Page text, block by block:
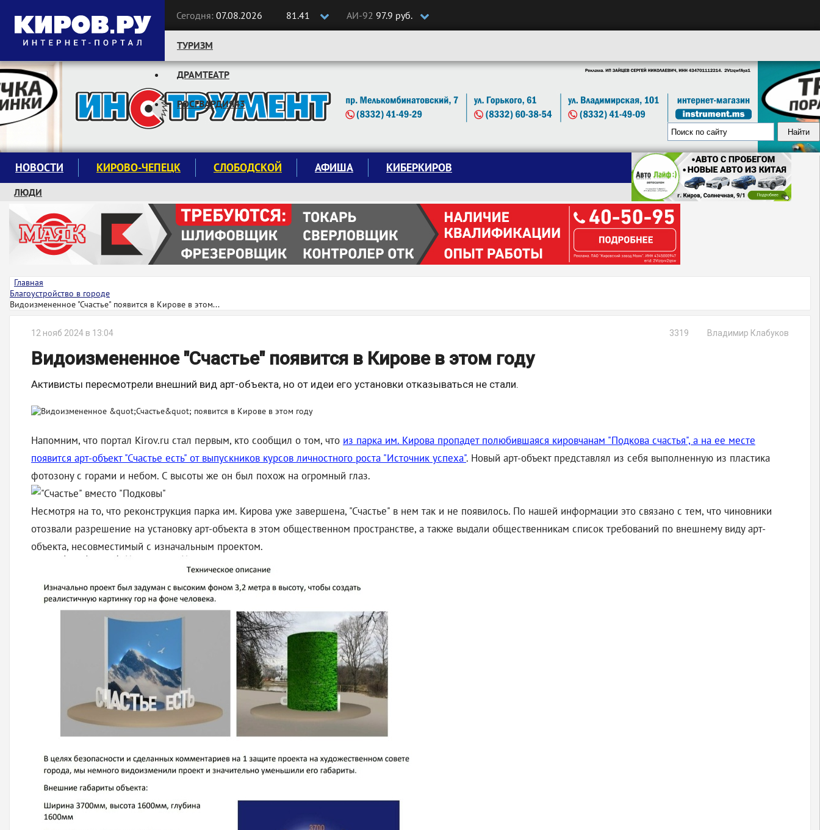
Сегодня: 07.08.2026 81.41 АИ-92 97.9 руб.
Следите за новостями:
ТУРИЗМ
ДРАМТЕАТР
РОСГВАРДИЯ43
НОВОСТИ КИРОВО-ЧЕПЕЦК СЛОБОДСКОЙ АФИША КИБЕРКИРОВ
ЛЮДИ
КРУЖКИ И СЕКЦИИ
ЗАВОДУ "МАЯК" 85 ЛЕТ
ЭКОЛОГИЯ
Главная
Благоустройство в городе
Видоизмененное "Счастье" появится в Кирове в этом...
12 нояб 2024 в 13:04 Владимир Клабуков
3319
Видоизмененное "Счастье" появится в Кирове в этом году
Активисты пересмотрели внешний вид арт-объекта, но от идеи его установки отказываться не стали.
Напомним, что портал Kirov.ru стал первым, кто сообщил о том, что из парка им. Кирова пропадет полюбившаяся кировчанам "Подкова счастья", а на ее месте
появится арт-объект "Счастье есть" от выпускников курсов личностного роста "Источник успеха". Новый арт-объект представлял из себя выполненную из пластика
фотозону с горами и небом. С высоты же он был похож на огромный глаз.
Несмотря на то, что реконструкция парка им. Кирова уже завершена, "Счастье" в нем так и не появилось. По нашей информации это связано с тем, что чиновники
отозвали разрешение на установку арт-объекта в этом общественном пространстве, а также выдали общественникам список требований по внешнему виду арт-
объекта, несовместимый с изначальным проектом.